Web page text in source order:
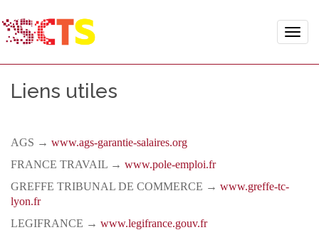
Toggle
Liens utiles
AGS → www.ags-garantie-salaires.org
FRANCE TRAVAIL → www.pole-emploi.fr
GREFFE TRIBUNAL DE COMMERCE → www.greffe-tc-
lyon.fr
LEGIFRANCE → www.legifrance.gouv.fr